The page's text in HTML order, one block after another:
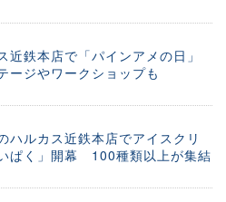
近鉄本店で「パインアメの日」
ジやワークショップも
ハルカス近鉄本店でアイスクリ
ぱく」開幕 100種類以上が集結